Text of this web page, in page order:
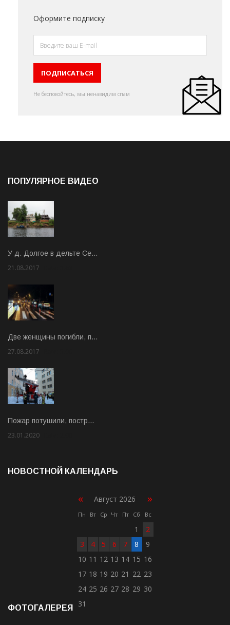
Оформите подписку
Не беспокойтесь, мы ненавидим спам
ПОПУЛЯРНОЕ ВИДЕО
У д. Долгое в дельте Се…
21.08.2017
Две женщины погибли, п…
27.08.2017
Пожар потушили, постр…
23.01.2020
НОВОСТНОЙ КАЛЕНДАРЬ
« Август 2026 »
Пн Вт Ср Чт Пт Сб Вс
1
2
3
4 5 6 7 8
9
10 11 12 13 14 15 16
17 18 19 20 21 22 23
24 25 26 27 28 29 30
31
ФОТОГАЛЕРЕЯ